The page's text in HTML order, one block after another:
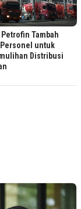
Tambah
untuk
Distribusi